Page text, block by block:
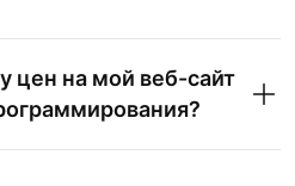
цен на мой веб-сайт